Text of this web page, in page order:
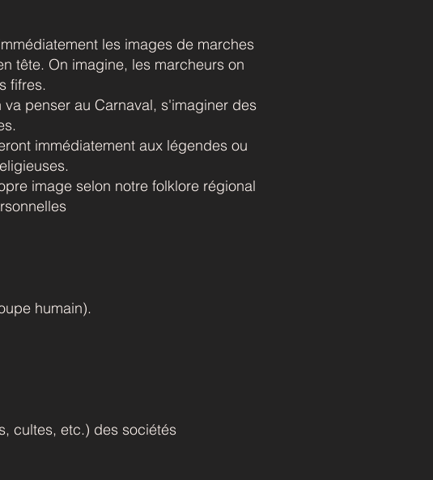
les images de marches
tête. On imagine, les marcheurs on
fifres.
penser au Carnaval, s'imaginer des
immédiatement aux légendes ou
image selon notre folklore régional
humain).
cultes, etc.) des sociétés